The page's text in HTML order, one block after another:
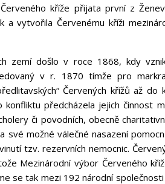
kříže přijata první z
a vytvořila Červenému kříži
zemí došlo v roce 1868, kdy
v r. 1870 tímže pro
Červených křížů až do
předcházela jejich činnost
či povodních, obecně
možné válečné nasazení
tzv. rezervních nemocnic.
Mezinárodní výbor Červeného
se tak mezi 192 národní